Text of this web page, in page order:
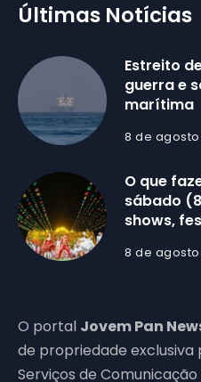
Últimas Notícias
Estreito
guerra e
marítima
8 de
O que
sábado
shows,
8 de
O portal Jovem Pan
de propriedade
Serviços de